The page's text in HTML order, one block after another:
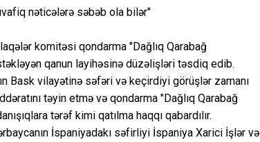
nəticələrə səbəb ola bilər"
komitəsi qondarma "Dağlıq Qarabağ
qanun layihəsinə düzəlişləri təsdiq edib.
Bask vilayətinə səfəri və keçirdiyi görüşlər zamanı
təyin etmə və qondarma "Dağlıq Qarabağ
tərəf kimi qatılma haqqı qabardılır.
İspaniyadakı səfirliyi İspaniya Xarici İşlər və